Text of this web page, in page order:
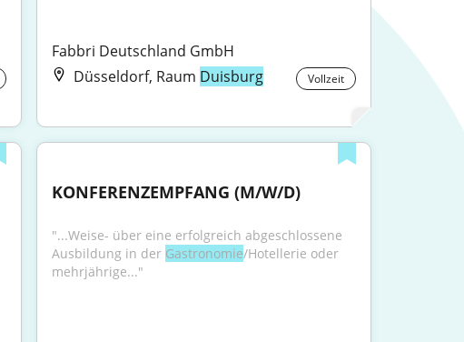
Fabbri Deutschland GmbH
Düsseldorf, Raum Duisburg Vollzeit
KONFERENZEMPFANG (M/W/D)
"...Weise- über eine erfolgreich abgeschlossene
Ausbildung in der Gastronomie/Hotellerie oder
mehrjährige..."